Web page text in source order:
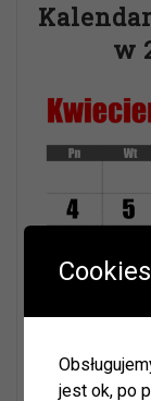
w
Cookies
jest ok, po